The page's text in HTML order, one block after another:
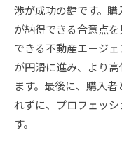
渉が成功の鍵です。
が納得できる合意点
できる不動産エージ
が円滑に進み、より
ます。最後に、購入
れずに、プロフェッ
す。